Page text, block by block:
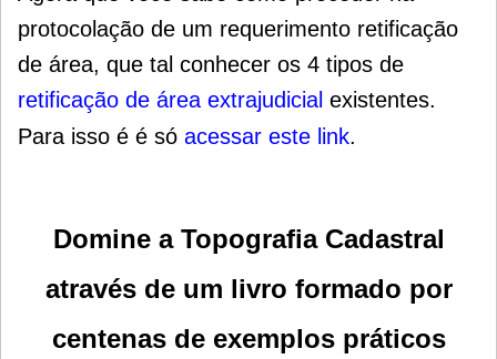
protocolação de um requerimento retificação
de área, que tal conhecer os 4 tipos de
retificação de área extrajudicial existentes.
Para isso é é só acessar este link.
Domine a Topografia Cadastral
através de um livro formado por
centenas de exemplos práticos